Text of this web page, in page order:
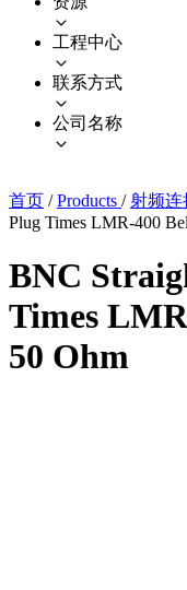
工程中心
联系方式
公司名称
首页 / Products / 射频连
Plug Times LMR-400
BNC
Times
50 Ohm